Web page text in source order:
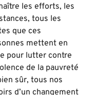
les efforts, les
tous les
que ces
mettent en
pour lutter contre
de la pauvreté
sûr, tous nos
d’un changement